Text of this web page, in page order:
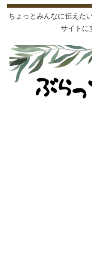
ちょっとみんなに伝えた
サイトに